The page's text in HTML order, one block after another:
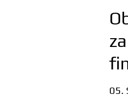
05.